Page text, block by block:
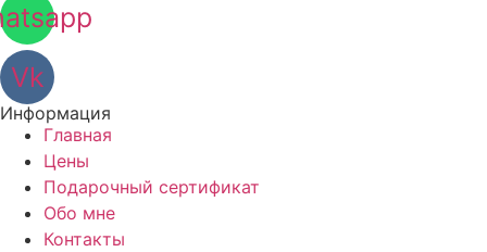
Vk
Информация
Главная
Цены
Подарочный сертификат
Обо мне
Контакты